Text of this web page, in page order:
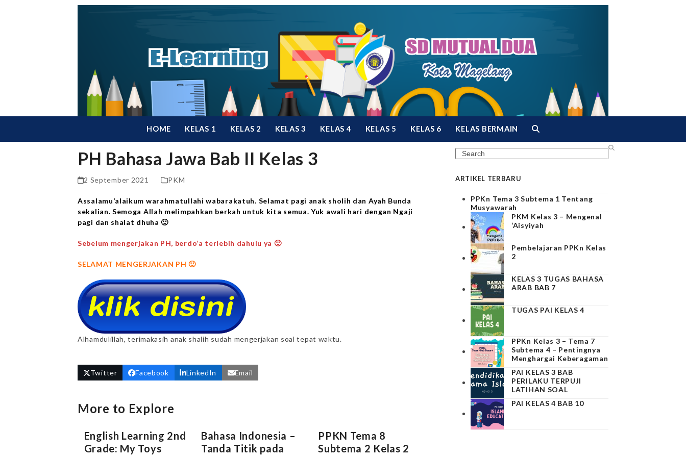
HOME KELAS 1 KELAS 2 KELAS 3 KELAS 4 KELAS 5 KELAS 6 KELAS BERMAIN
PH Bahasa Jawa Bab II Kelas 3
2 September 2021 PKM
Assalamu’alaikum warahmatullahi wabarakatuh. Selamat pagi anak sholih dan Ayah Bunda
sekalian. Semoga Allah melimpahkan berkah untuk kita semua. Yuk awali hari dengan Ngaji
pagi dan shalat dhuha 🙂
Sebelum mengerjakan PH, berdo’a terlebih dahulu ya 🙂
SELAMAT MENGERJAKAN PH 🙂
Alhamdulillah, terimakasih anak shalih sudah mengerjakan soal tepat waktu.
Twitter Facebook LinkedIn Email
More to Explore
English Learning 2nd
Grade: My Toys
Bahasa Indonesia –
Tanda Titik pada
PPKN Tema 8
Subtema 2 Kelas 2
Search
ARTIKEL TERBARU
PPKn Tema 3 Subtema 1 Tentang
Musyawarah
PKM Kelas 3 – Mengenal
‘Aisyiyah
Pembelajaran PPKn Kelas
2
KELAS 3 TUGAS BAHASA
ARAB BAB 7
TUGAS PAI KELAS 4
PPKn Kelas 3 – Tema 7
Subtema 4 – Pentingnya
Menghargai Keberagaman
PAI KELAS 3 BAB
PERILAKU TERPUJI
LATIHAN SOAL
PAI KELAS 4 BAB 10